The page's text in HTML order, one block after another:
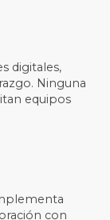
digitales,
Ninguna
equipos
con